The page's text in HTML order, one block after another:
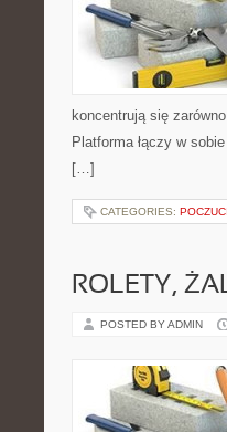
koncentrują się
Platforma łączy w
[…]
CATEGORIES:
ROLETY,
POSTED BY ADMIN